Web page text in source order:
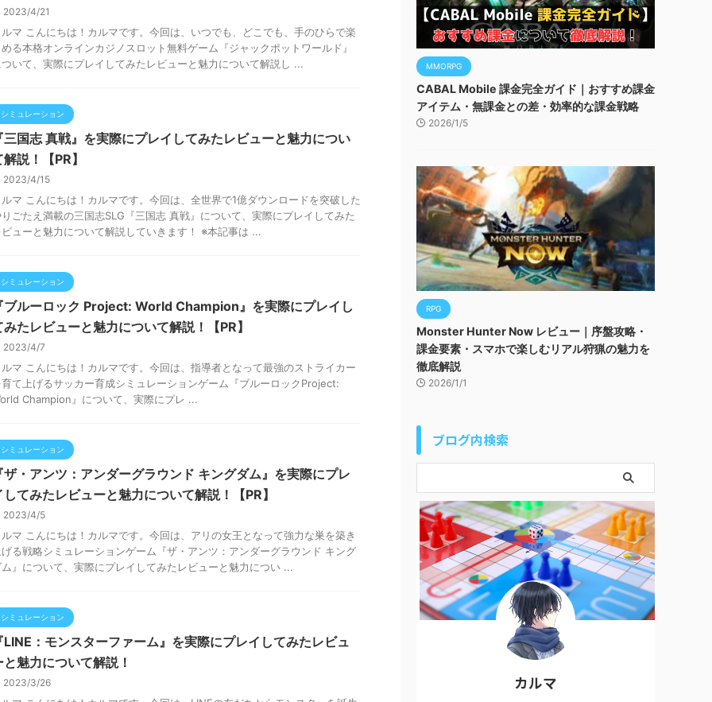
2023/4/21
マ こんにちは！カルマです。今回は、いつでも、どこでも、手のひらで楽
る本格オンラインカジノスロット無料ゲーム『ジャックポットワールド』
いて、実際にプレイしてみたレビューと魅力について解説し ...
シミュレーション
三国志 真戦』を実際にプレイしてみたレビューと魅力につい
解説！【PR】
2023/4/15
マ こんにちは！カルマです。今回は、全世界で1億ダウンロードを突破した
ごたえ満載の三国志SLG『三国志 真戦』について、実際にプレイしてみた
ューと魅力について解説していきます！ ※本記事は ...
シミュレーション
ブルーロック Project: World Champion』を実際にプレイし
みたレビューと魅力について解説！【PR】
2023/4/7
マ こんにちは！カルマです。今回は、指導者となって最強のストライカー
て上げるサッカー育成シミュレーションゲーム『ブルーロックProject:
Champion』について、実際にプレ ...
シミュレーション
ザ・アンツ：アンダーグラウンド キングダム』を実際にプレ
してみたレビューと魅力について解説！【PR】
2023/4/5
マ こんにちは！カルマです。今回は、アリの女王となって強力な巣を築き
る戦略シミュレーションゲーム『ザ・アンツ：アンダーグラウンド キング
』について、実際にプレイしてみたレビューと魅力につい ...
シミュレーション
LINE：モンスターファーム』を実際にプレイしてみたレビュ
と魅力について解説！
2023/3/26
MMORPG
CABAL Mobile 課金完全ガイド｜おすすめ課金
アイテム・無課金との差・効率的な課金戦略
2026/1/5
RPG
Monster Hunter Now レビュー｜序盤攻略・
課金要素・スマホで楽しむリアル狩猟の魅力を
徹底解説
2026/1/1
ブログ内検索
カルマ